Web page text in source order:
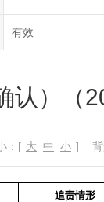
有效
）（
：[ 大 中 小 ] 背
追责情形